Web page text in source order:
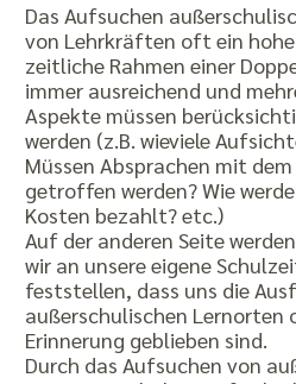
Das Aufsuchen
von Lehrkräften oft ein
zeitliche Rahmen einer
immer ausreichend und
Aspekte müssen
werden (z.B. wieviele
Müssen Absprachen mit
getroffen werden? Wie
Kosten bezahlt? etc.)
Auf der anderen Seite
wir an unsere eigene
feststellen, dass uns die
außerschulischen Lernorten
Erinnerung geblieben sind.
Durch das Aufsuchen von